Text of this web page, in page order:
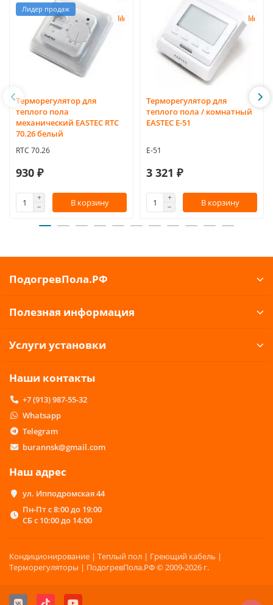
Лидер продаж
Терморегулятор для
теплого пола
механический EASTEC RTC
70.26 белый
RTC 70.26
930 ₽
В корзину
Терморегулятор для
теплого пола / комнатный
EASTEC Е-51
E-51
3 321 ₽
В корзину
ПодогревПола.РФ
Полезная информация
Услуги установки
Наши контакты
+7 (913) 987-55-32
Whatsapp
Telegram
burannsk@gmail.com
Наш адрес
ул. Ипподромская 44
Пн-Пт с 8:00 до 19:00
СБ с 10:00 до 14:00
Кондиционирование | Теплый пол | Греющий кабель |
Терморегуляторы | ПодогревПола.РФ © 2009-2026 г.